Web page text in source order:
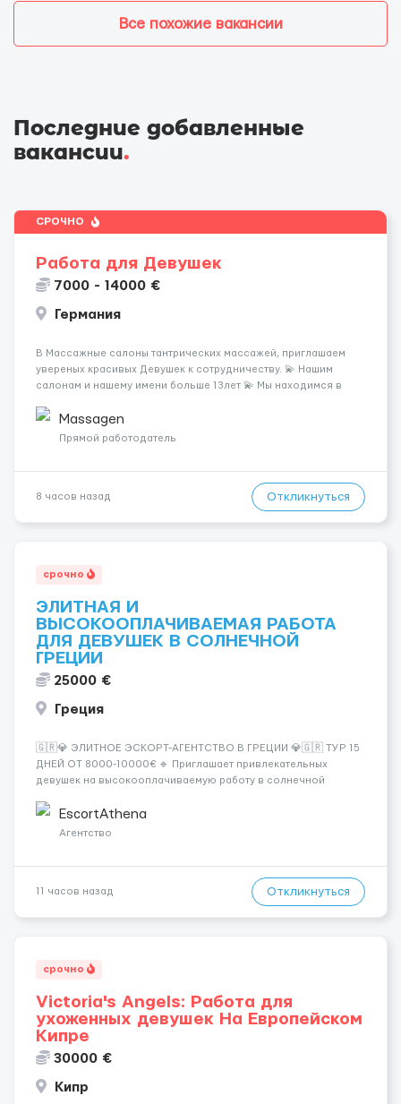
Все похожие вакансии
Последние добавленные
вакансии.
СРОЧНО
Работа для Девушек
7000 - 14000 €
Германия
В Массажные салоны тантрических массажей, приглашаем
увереных красивых Девушек к сотрудничеству. 💫 Нашим
салонам и нашему имени больше 13лет 💫 Мы находимся в
заработная плата 💚Мы гарантируем Наличие работы. Поток 💝
incall / Out...
Massagen
Прямой работодатель
8 часов назад Откликнуться
срочно
ЭЛИТНАЯ И
ВЫСОКООПЛАЧИВАЕМАЯ РАБОТА
ДЛЯ ДЕВУШЕК В СОЛНЕЧНОЙ
ГРЕЦИИ
25000 €
Греция
🇬🇷💎 ЭЛИТНОЕ ЭСКОРТ-АГЕНТСТВО В ГРЕЦИИ 💎🇬🇷 ТУР 15
ДНЕЙ ОТ 8000-10000€ 🔹 Приглашает привлекательных
девушек на высокооплачиваемую работу в солнечной
хорошие деньги 💶 — это предложение для тебя! 🔹
Требования: ✔️ Возраст от ...
EscortAthena
Агентство
11 часов назад Откликнуться
срочно
Victoria's Angels: Работа для
ухоженных девушек На Европейском
Кипре
30000 €
Кипр